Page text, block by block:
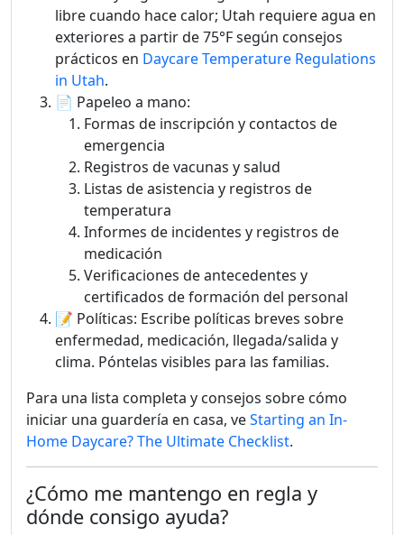
libre cuando hace calor; Utah requiere agua en
exteriores a partir de 75°F según consejos
prácticos en Daycare Temperature Regulations
in Utah.
📄 Papeleo a mano:
Formas de inscripción y contactos de
emergencia
Registros de vacunas y salud
Listas de asistencia y registros de
temperatura
Informes de incidentes y registros de
medicación
Verificaciones de antecedentes y
certificados de formación del personal
📝 Políticas: Escribe políticas breves sobre
enfermedad, medicación, llegada/salida y
clima. Póntelas visibles para las familias.
Para una lista completa y consejos sobre cómo
iniciar una guardería en casa, veStarting an In-
Home Daycare? The Ultimate Checklist.
¿Cómo me mantengo en regla y
dónde consigo ayuda?